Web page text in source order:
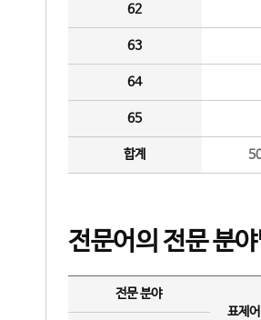
62
63
64
65
합계
전문어의 전문 분
전문 분야
표제